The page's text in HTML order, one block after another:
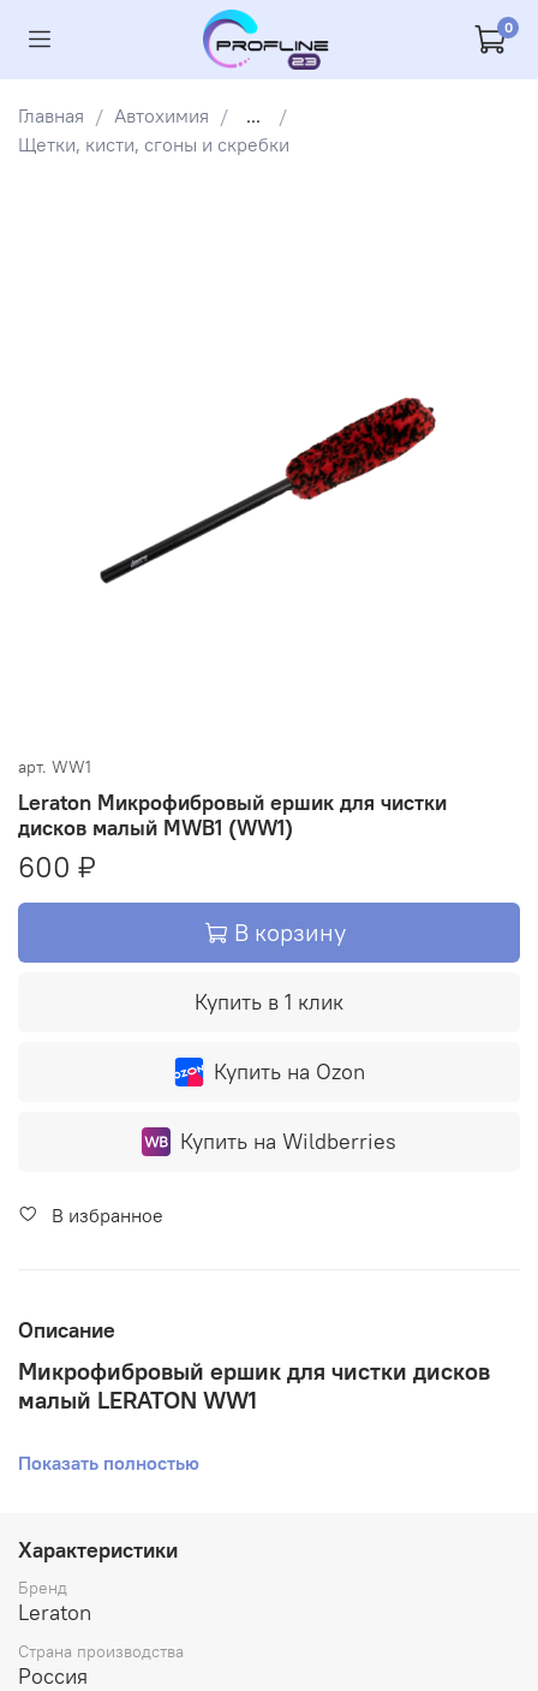
0
Главная Автохимия
...
Щетки, кисти, сгоны и скребки
арт. WW1
Leraton Микрофибровый ершик для чистки
дисков малый MWB1 (WW1)
600 ₽
В корзину
Купить в 1 клик
Купить на Ozon
Купить на Wildberries
В избранное
Описание
Микрофибровый ершик для чистки дисков
малый LERATON WW1
материалы и продуманная эргономика позволяют
эффективно удалять загрязнения с дисков, не снимая
их. Подходит для регулярной мойки.
Показать полностью
Характеристики
Бренд
Leraton
Страна производства
Россия